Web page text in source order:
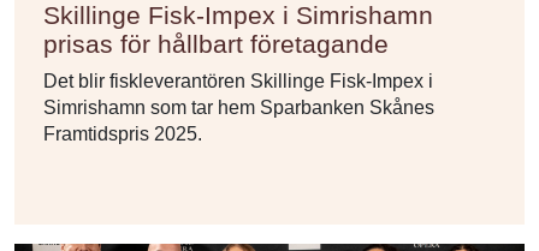
Skillinge Fisk-Impex i Simrishamn
prisas för hållbart företagande
Det blir fiskleverantören Skillinge Fisk-Impex i
Simrishamn som tar hem Sparbanken Skånes
Framtidspris 2025.